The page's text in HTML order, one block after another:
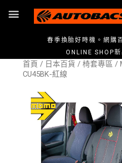
春季換胎好時機。網購
ONLINE SHOP新
首頁 / 日本百貨 / 椅套專區 /
CU45BK-紅線